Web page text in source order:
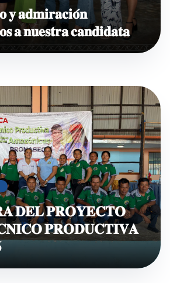
𝐲 𝐚𝐝𝐦𝐢𝐫𝐚𝐜𝐢𝐨́𝐧
𝐚 𝐧𝐮𝐞𝐬𝐭𝐫𝐚 𝐜𝐚𝐧𝐝𝐢𝐝𝐚𝐭𝐚
𝐃𝐄𝐋 𝐏𝐑𝐎𝐘𝐄𝐂𝐓𝐎
𝐏𝐑𝐎𝐃𝐔𝐂𝐓𝐈𝐕𝐀